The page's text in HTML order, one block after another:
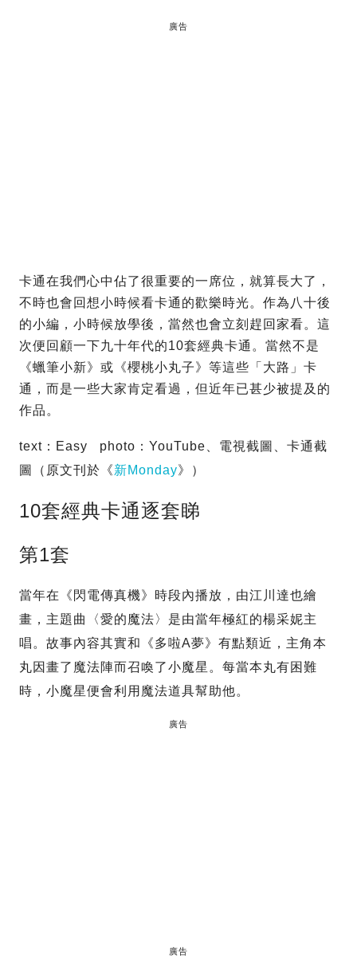
廣告
卡通在我們心中佔了很重要的一席位，就算長大了，
不時也會回想小時候看卡通的歡樂時光。作為八十後
的小編，小時候放學後，當然也會立刻趕回家看。這
次便回顧一下九十年代的10套經典卡通。當然不是
《蠟筆小新》或《櫻桃小丸子》等這些「大路」卡
通，而是一些大家肯定看過，但近年已甚少被提及的
作品。
text：Easy photo：YouTube、電視截圖、卡通截
圖（原文刊於《新Monday》）
10套經典卡通逐套睇
第1套
當年在《閃電傳真機》時段內播放，由江川達也繪
畫，主題曲〈愛的魔法〉是由當年極紅的楊采妮主
唱。故事內容其實和《多啦A夢》有點類近，主角本
丸因畫了魔法陣而召喚了小魔星。每當本丸有困難
時，小魔星便會利用魔法道具幫助他。
廣告
廣告